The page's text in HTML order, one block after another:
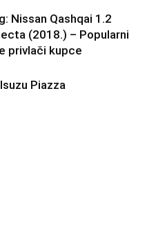
Nissan Qashqai 1.2
(2018.) – Popularni
privlači kupce
Piazza